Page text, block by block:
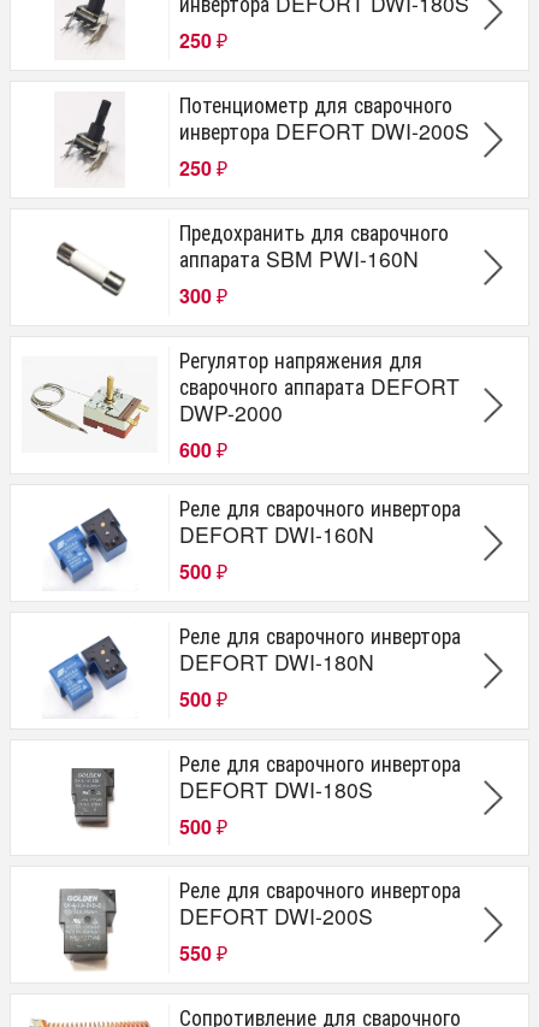
250 ₽
Потенциометр для сварочного
инвертора DEFORT DWI-200S
250 ₽
Предохранить для сварочного
аппарата SBM PWI-160N
300 ₽
Регулятор напряжения для
сварочного аппарата DEFORT
DWP-2000
600 ₽
Реле для сварочного инвертора
DEFORT DWI-160N
500 ₽
Реле для сварочного инвертора
DEFORT DWI-180N
500 ₽
Реле для сварочного инвертора
DEFORT DWI-180S
500 ₽
Реле для сварочного инвертора
DEFORT DWI-200S
550 ₽
Сопротивление для сварочного